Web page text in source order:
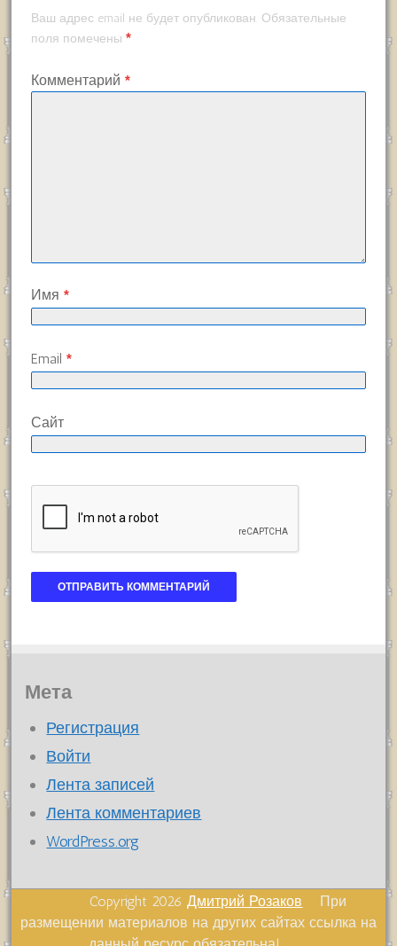
Ваш адрес email не будет опубликован. Обязательные
поля помечены *
Комментарий *
Имя *
Email *
Сайт
Мета
Регистрация
Войти
Лента записей
Лента комментариев
WordPress.org
Copyright 2026Дмитрий Розаков При
размещении материалов на других сайтах ссылка на